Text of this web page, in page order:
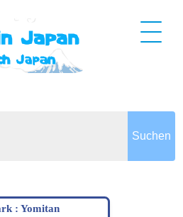
: Yomitan